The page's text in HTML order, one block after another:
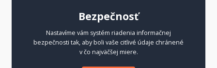
Bezpečnosť
Nastavíme vám systém riadenia informačnej
bezpečnosti tak, aby boli vaše citlivé údaje chránené
v čo najväčšej miere.